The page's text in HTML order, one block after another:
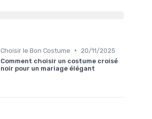
Choisir le Bon Costume •
20/11/2025
Comment choisir un costume croisé
noir pour un mariage élégant